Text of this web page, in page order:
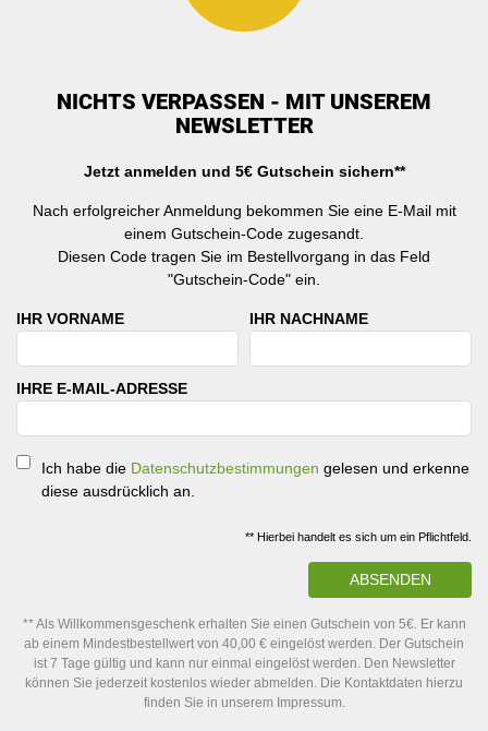
NICHTS VERPASSEN - MIT UNSEREM
NEWSLETTER
Jetzt anmelden und 5€ Gutschein sichern**
Nach erfolgreicher Anmeldung bekommen Sie eine E-Mail mit
einem Gutschein-Code zugesandt.
Diesen Code tragen Sie im Bestellvorgang in das Feld
"Gutschein-Code" ein.
IHR VORNAME IHR NACHNAME
IHRE E-MAIL-ADRESSE
Ich habe die Datenschutzbestimmungen gelesen und erkenne
diese ausdrücklich an.
** Hierbei handelt es sich um ein Pflichtfeld.
ABSENDEN
** Als Willkommensgeschenk erhalten Sie einen Gutschein von 5€. Er kann
ab einem Mindestbestellwert von 40,00 € eingelöst werden. Der Gutschein
ist 7 Tage gültig und kann nur einmal eingelöst werden. Den Newsletter
können Sie jederzeit kostenlos wieder abmelden. Die Kontaktdaten hierzu
finden Sie in unserem Impressum.